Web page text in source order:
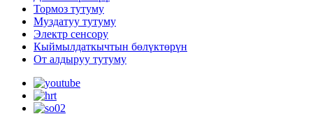
Тормоз тутуму
Муздатуу тутуму
Электр сенсору
Кыймылдаткычтын бөлүктөрүн
От алдыруу тутуму